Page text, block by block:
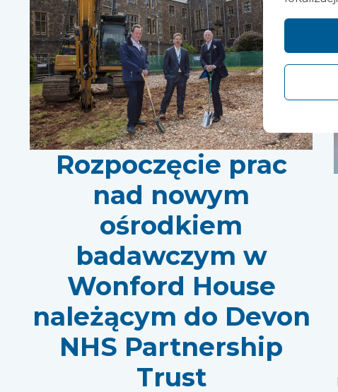
Rozpoczęcie prac
nad nowym
ośrodkiem
badawczym w
Wonford House
należącym do Devon
NHS Partnership
Trust